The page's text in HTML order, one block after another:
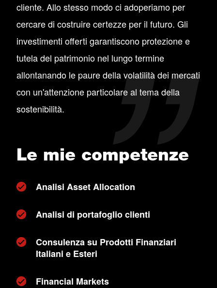
cliente. Allo stesso modo ci adoperiamo per
cercare di costruire certezze per il futuro. Gli
investimenti offerti garantiscono protezione e
tutela del patrimonio nel lungo termine
allontanando le paure della volatilità dei mercati
con un'attenzione particolare al tema della
sostenibilità.
Le mie competenze
Analisi Asset Allocation
Analisi di portafoglio clienti
Consulenza su Prodotti Finanziari
Italiani e Esteri
Financial Markets